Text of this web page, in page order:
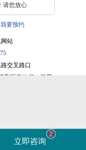
请您放心
我要预约
站
交叉路口
及医疗依据，服用
引用文章涉及版权
立即咨询
2
电话咨询 在线咨询